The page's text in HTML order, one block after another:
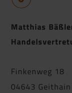
Matthias
Finkenweg 18
04643 Geithain